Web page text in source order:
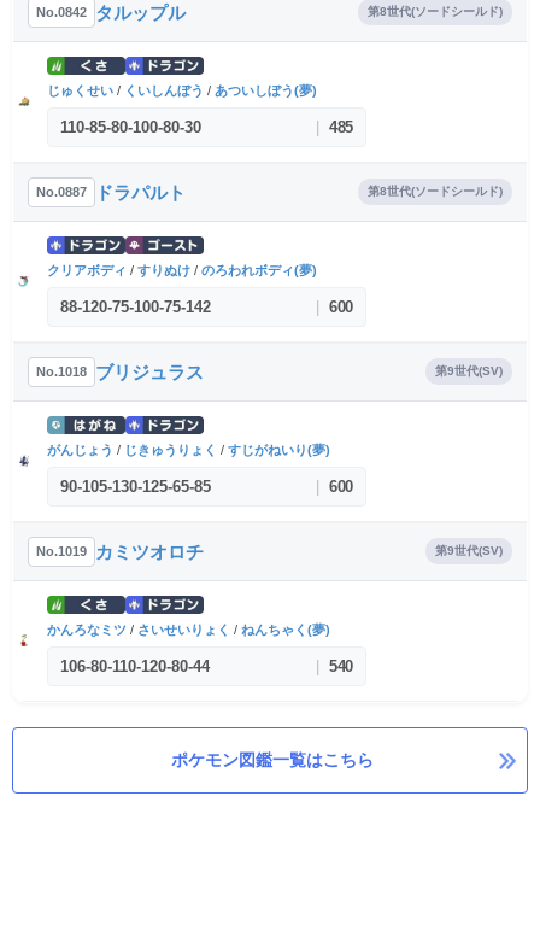
No.0842 タルップル 第8世代(ソードシールド)
じゅくせい / くいしんぼう / あついしぼう(夢)
110-85-80-100-80-30 | 485
No.0887 ドラパルト 第8世代(ソードシールド)
クリアボディ / すりぬけ / のろわれボディ(夢)
88-120-75-100-75-142 | 600
No.1018 ブリジュラス 第9世代(SV)
がんじょう / じきゅうりょく / すじがねいり(夢)
90-105-130-125-65-85 | 600
No.1019 カミツオロチ 第9世代(SV)
かんろなミツ / さいせいりょく / ねんちゃく(夢)
106-80-110-120-80-44 | 540
ポケモン図鑑一覧はこちら